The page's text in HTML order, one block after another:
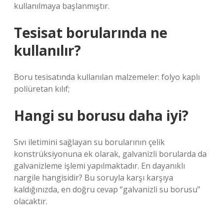
kullanılmaya başlanmıştır.
Tesisat borularında ne
kullanılır?
Boru tesisatında kullanılan malzemeler: folyo kaplı
poliüretan kılıf;
Hangi su borusu daha iyi?
Sıvı iletimini sağlayan su borularının çelik
konstrüksiyonuna ek olarak, galvanizli borularda da
galvanizleme işlemi yapılmaktadır. En dayanıklı
nargile hangisidir? Bu soruyla karşı karşıya
kaldığınızda, en doğru cevap “galvanizli su borusu”
olacaktır.